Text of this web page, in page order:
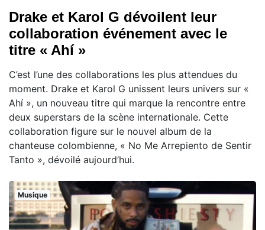
Drake et Karol G dévoilent leur
collaboration événement avec le
titre « Ahí »
C’est l’une des collaborations les plus attendues du
moment. Drake et Karol G unissent leurs univers sur «
Ahí », un nouveau titre qui marque la rencontre entre
deux superstars de la scène internationale. Cette
collaboration figure sur le nouvel album de la
chanteuse colombienne, « No Me Arrepiento de Sentir
Tanto », dévoilé aujourd’hui.
Musique